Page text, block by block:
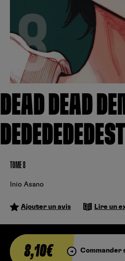
DEAD DEAD
TOME 8
Inio Asano
Ajouter un avis Lire un
8,10€ Commander
Cultura
Se connecter
Hunter x Hunter
Fire Force
Black Butler